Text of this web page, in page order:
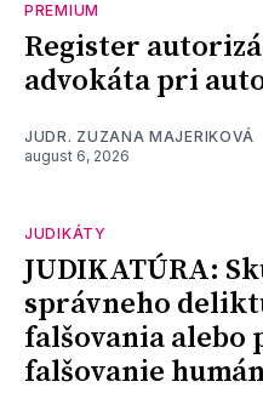
PREMIUM
Register
advokáta pri
JUDR. ZUZANA MAJERIKOVÁ
august 6, 2026
JUDIKÁTY
JUDIKATÚRA:
správneho
falšovania alebo
falšovanie